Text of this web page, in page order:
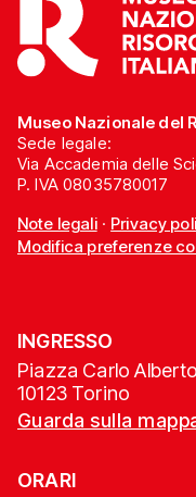
Museo Nazionale del
Sede legale:
Via Accademia delle
P. IVA 08035780017
Note legali· Privacy
Modifica preferenze
INGRESSO
Piazza Carlo
10123 Torino
Guarda sulla
ORARI